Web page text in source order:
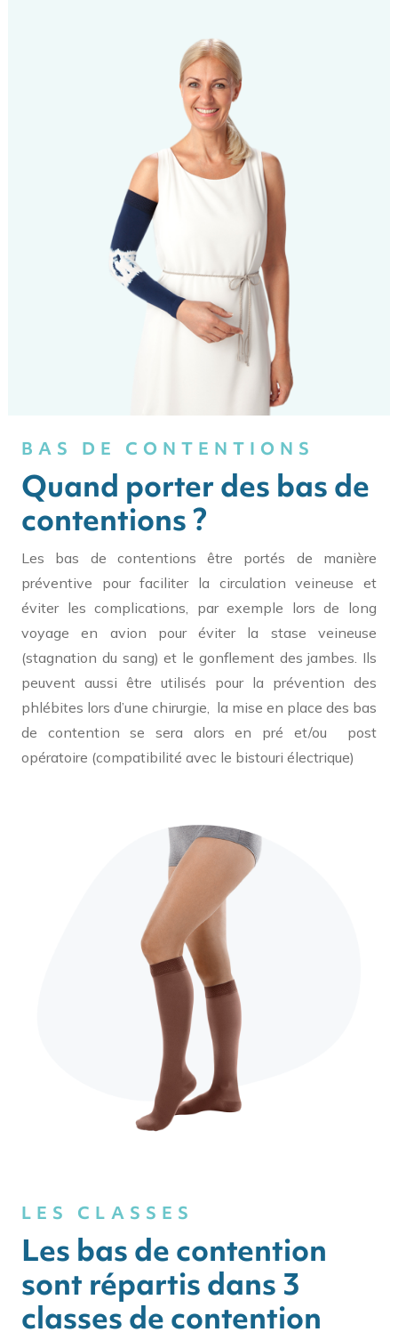
BAS DE CONTENTIONS
Quand porter des bas de
contentions ?
Les bas de contentions être portés de manière
préventive pour faciliter la circulation veineuse et
éviter les complications, par exemple lors de long
voyage en avion pour éviter la stase veineuse
(stagnation du sang) et le gonflement des jambes. Ils
peuvent aussi être utilisés pour la prévention des
phlébites lors d’une chirurgie, la mise en place des bas
de contention se sera alors en pré et/ou post
opératoire (compatibilité avec le bistouri électrique)
LES CLASSES
Les bas de contention
sont répartis dans 3
classes de contention